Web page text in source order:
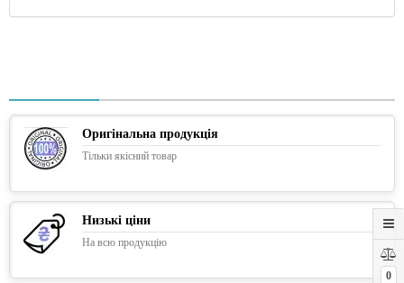
0
Оригінальна продукція
Тільки якісний товар
Низькі ціни
На всю продукцію